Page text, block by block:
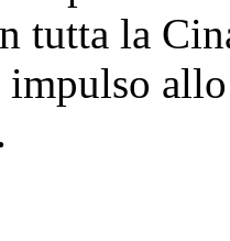
tutta la
impulso